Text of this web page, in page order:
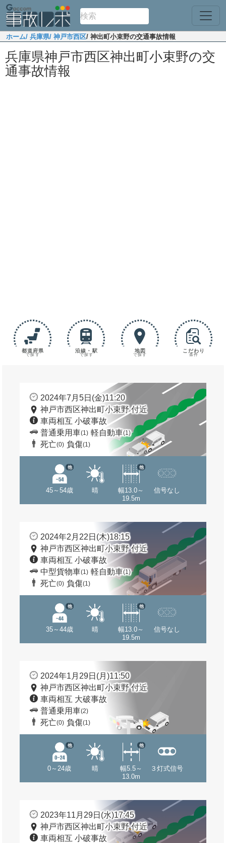
ホーム/ 兵庫県/ 神戸市西区/ 神出町小束野の交通事故情報
兵庫県神戸市西区神出町小束野の交
通事故情報
都道府県
で探す
沿線・駅
で探す
地図
で探す
こだわり
条件
2024年7月5日(金)11:20
神戸市西区神出町小束野 付近
車両相互 小破事故
普通乗用車(1) 軽自動車(1)
死亡(0) 負傷(1)
45～54歳
他
晴
幅13.0～
19.5m
他
信号なし
2024年2月22日(木)18:15
神戸市西区神出町小束野 付近
車両相互 小破事故
中型貨物車(1) 軽自動車(1)
死亡(0) 負傷(1)
35～44歳
他
晴
幅13.0～
19.5m
他
信号なし
2024年1月29日(月)11:50
神戸市西区神出町小束野 付近
車両相互 大破事故
普通乗用車(2)
死亡(0) 負傷(1)
0～24歳
他
晴
幅5.5～
13.0m
他
３灯式信号
2023年11月29日(水)17:45
神戸市西区神出町小束野 付近
車両相互 小破事故